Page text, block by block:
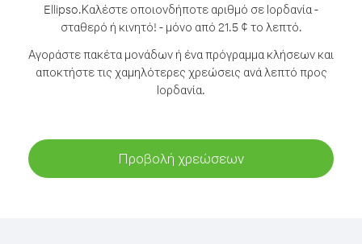
Ellipso.Καλέστε οποιονδήποτε αριθμό σε Ιορδανία -
σταθερό ή κινητό! - μόνο από 21.5 ¢ το λεπτό.
Αγοράστε πακέτα μονάδων ή ένα πρόγραμμα κλήσεων και
αποκτήστε τις χαμηλότερες χρεώσεις ανά λεπτό προς
Ιορδανία.
Προβολή χρεώσεων